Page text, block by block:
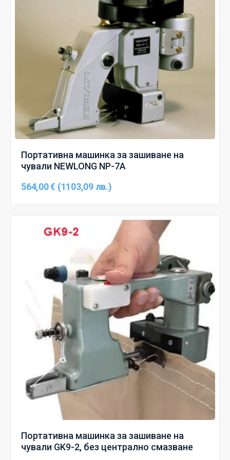
Портативна машинка за зашиване на
чували NEWLONG NP-7A
564,00 € (1103,09 лв.)
Портативна машинка за зашиване на
чували GK9-2, без централно смазване